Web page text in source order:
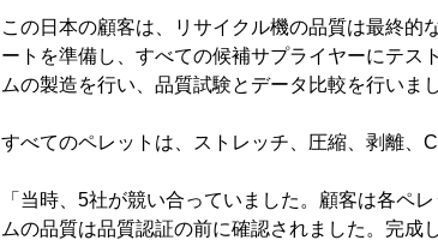
この日本の顧客は、リサイクル機の品質は最終
ートを準備し、すべての候補サプライヤーにテス
ムの製造を行い、品質試験とデータ比較を行いま
すべてのペレットは、ストレッチ、圧縮、剥離、
「当時、5社が競い合っていました。顧客は各ペ
ムの品質は品質認証の前に確認されました。完